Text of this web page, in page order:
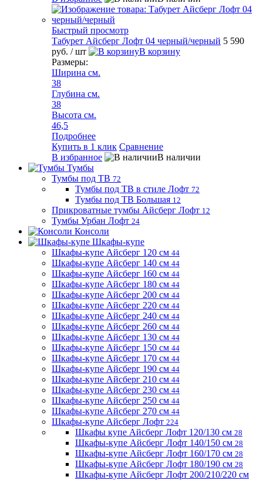
Быстрый просмотр
Табурет Айсберг Лофт 04 черный/черный 5 590
руб. / шт
В корзину
Размеры:
Ширина см.
38
Глубина см.
38
Высота см.
46,5
Подробнее
Купить в 1 клик Сравнение
В избранное
В наличии
Тумбы
Тумбы под ТВ 72
Тумбы под ТВ в стиле Лофт 72
Тумбы под ТВ Большая 12
Прикроватные тумбы Айсберг Лофт 12
Тумбы Урбан Лофт 24
Консоли
Шкафы-купе
Шкафы-купе Айсберг 120 см 44
Шкафы-купе Айсберг 140 см 44
Шкафы-купе Айсберг 160 см 44
Шкафы-купе Айсберг 180 см 44
Шкафы-купе Айсберг 200 см 44
Шкафы-купе Айсберг 220 см 44
Шкафы-купе Айсберг 240 см 44
Шкафы-купе Айсберг 260 см 44
Шкафы-купе Айсберг 130 см 44
Шкафы-купе Айсберг 150 см 44
Шкафы-купе Айсберг 170 см 44
Шкафы-купе Айсберг 190 см 44
Шкафы-купе Айсберг 210 см 44
Шкафы-купе Айсберг 230 см 44
Шкафы-купе Айсберг 250 см 44
Шкафы-купе Айсберг 270 см 44
Шкафы-купе Айсберг Лофт 224
Шкафы купе Айсберг Лофт 120/130 см 28
Шкафы-купе Айсберг Лофт 140/150 см 28
Шкафы-купе Айсберг Лофт 160/170 см 28
Шкафы-купе Айсберг Лофт 180/190 см 28
Шкафы-купе Айсберг Лофт 200/210/220 см